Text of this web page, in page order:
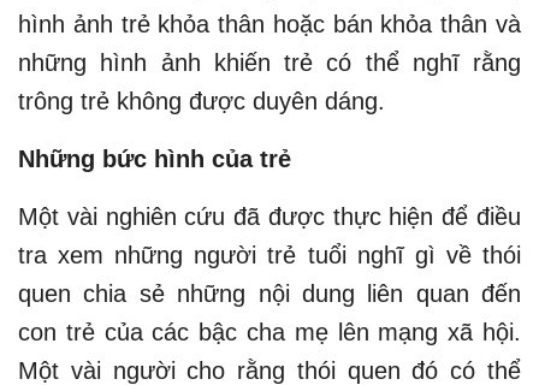
hình ảnh trẻ khỏa thân hoặc bán khỏa thân và
những hình ảnh khiến trẻ có thể nghĩ rằng
trông trẻ không được duyên dáng.
Những bức hình của trẻ
Một vài nghiên cứu đã được thực hiện để điều
tra xem những người trẻ tuổi nghĩ gì về thói
quen chia sẻ những nội dung liên quan đến
con trẻ của các bậc cha mẹ lên mạng xã hội.
Một vài người cho rằng thói quen đó có thể